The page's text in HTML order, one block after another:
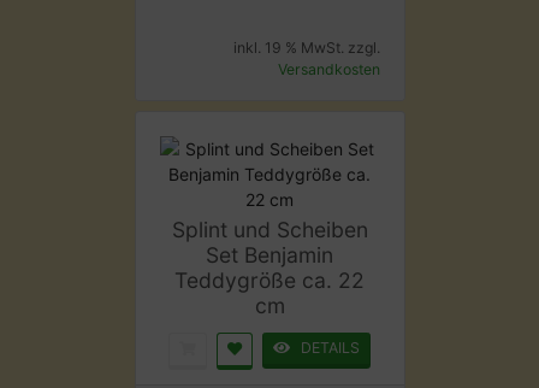
inkl. 19 % MwSt. zzgl.
Versandkosten
Splint und Scheiben
Set Benjamin
Teddygröße ca. 22
cm
DETAILS